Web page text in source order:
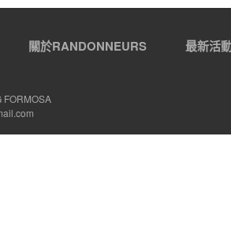
關於RANDONNEURS 最新活
FORMOSA